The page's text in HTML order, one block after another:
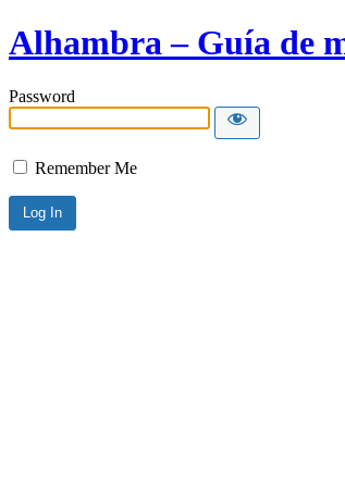
Alhambra – Guía de
Password
Remember Me